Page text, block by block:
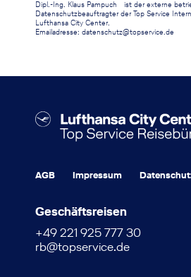
Dipl.-Ing. Klaus Pampuch ist der externe
Datenschutzbeauftragter der Top Service
Lufthansa City Center.
Emailadresse: datenschutz@topservice.de
AGB Impressum
Geschäftsreisen
+49 221 925 777 30
rb@topservice.de